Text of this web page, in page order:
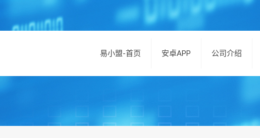
易小盟-首页 安卓APP 公司介绍